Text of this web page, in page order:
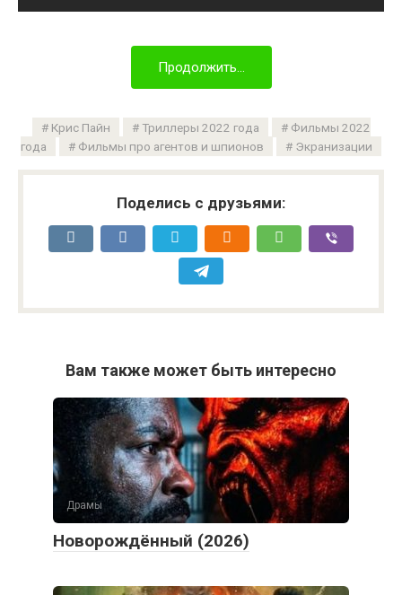
Продолжить...
Крис Пайн Триллеры 2022 года
Фильмы 2022
года
Фильмы про агентов и шпионов Экранизации
Поделись с друзьями:
Вам также может быть интересно
Драмы
Новорождённый (2026)